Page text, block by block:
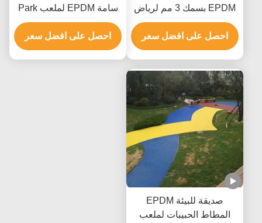
EPDM بسمك 3 مم لرياض
الأطفال في ممر الملعب
احصل على افضل سعر
سامة EPDM لملعب Park
Walkway
احصل على افضل سعر
صديقة للبيئة EPDM
المطاط الحبيبات لملعب